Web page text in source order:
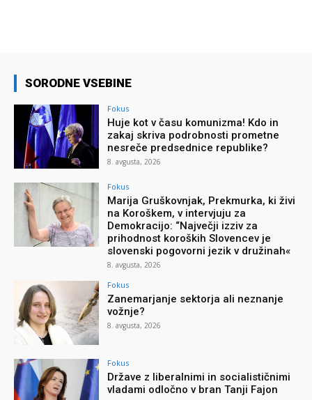
SORODNE VSEBINE
Fokus
Huje kot v času komunizma! Kdo in
zakaj skriva podrobnosti prometne
nesreče predsednice republike?
8. avgusta, 2026
Fokus
Marija Gruškovnjak, Prekmurka, ki živi
na Koroškem, v intervjuju za
Demokracijo: “Največji izziv za
prihodnost koroških Slovencev je
slovenski pogovorni jezik v družinah«
8. avgusta, 2026
Fokus
Zanemarjanje sektorja ali neznanje
vožnje?
8. avgusta, 2026
Fokus
Države z liberalnimi in socialističnimi
vladami odločno v bran Tanji Fajon